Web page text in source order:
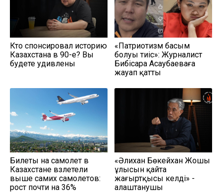
Кто спонсировал историю
Казахстана в 90-е? Вы
будете удивлены
«Патриотизм басым
болуы тиіс»: Журналист
Бибісара Асаубаеваға
жауап қатты
Билеты на самолет в
Казахстане взлетели
выше самих самолетов:
рост почти на 36%
«Әлихан Бөкейхан Жошы
ұлысын қайта
жаңғыртқысы келді» -
алаштанушы